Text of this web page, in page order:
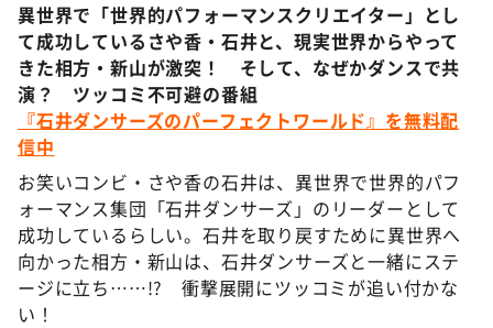
新婚さんいらっしゃい！
ポツンと一軒家
ザキ山小屋本館
アナ回覧板
異世界で「世界的パフォーマンスクリエイター」とし
て成功しているさや香・石井と、現実世界からやって
きた相方・新山が激突！ そして、なぜかダンスで共
演？ ツッコミ不可避の番組
『石井ダンサーズのパーフェクトワールド』を無料配
信中
お笑いコンビ・さや香の石井は、異世界で世界的パフ
ォーマンス集団「石井ダンサーズ」のリーダーとして
成功しているらしい。石井を取り戻すために異世界へ
向かった相方・新山は、石井ダンサーズと一緒にステ
ージに立ち……!? 衝撃展開にツッコミが追い付かな
い！